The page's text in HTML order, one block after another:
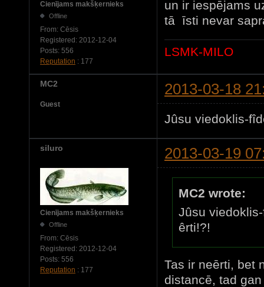
Cienījams makšķernieks
Offline
From: Cēsis
Registered: 2012-12-04
Posts: 556
Reputation : 177
un ir iespējams
tā īsti nevar
LSMK-MILO
MC2 2013-03-18
Guest
Jûsu viedoklis-
siluro 2013-03-19
Cienījams makšķernieks
Offline
From: Cēsis
Registered: 2012-12-04
Posts: 556
Reputation : 177
MC2 wrote:
Jûsu
êrti!?!
Tas ir neērti, bet
distancē, tad